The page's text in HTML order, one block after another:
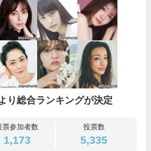
り総合ランキングが決定
票参加者数
1,173
投票数
5,335